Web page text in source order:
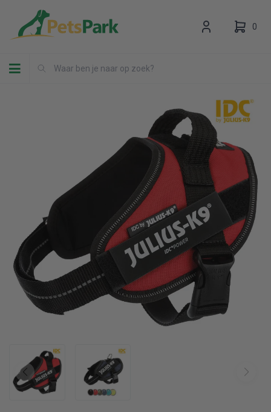
Toggle navigation
0
Uw winkelwagen is leeg.
Vul hem met producten.